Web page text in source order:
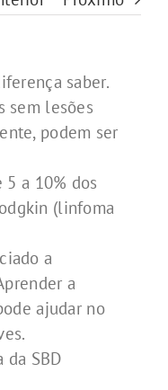
saber.
sem lesões
podem ser
a 10% dos
(linfoma
a
a
ajudar no
da SBD